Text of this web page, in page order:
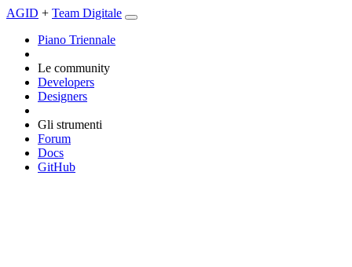
AGID + Team Digitale
Piano Triennale
Le community
Developers
Designers
Gli strumenti
Forum
Docs
GitHub